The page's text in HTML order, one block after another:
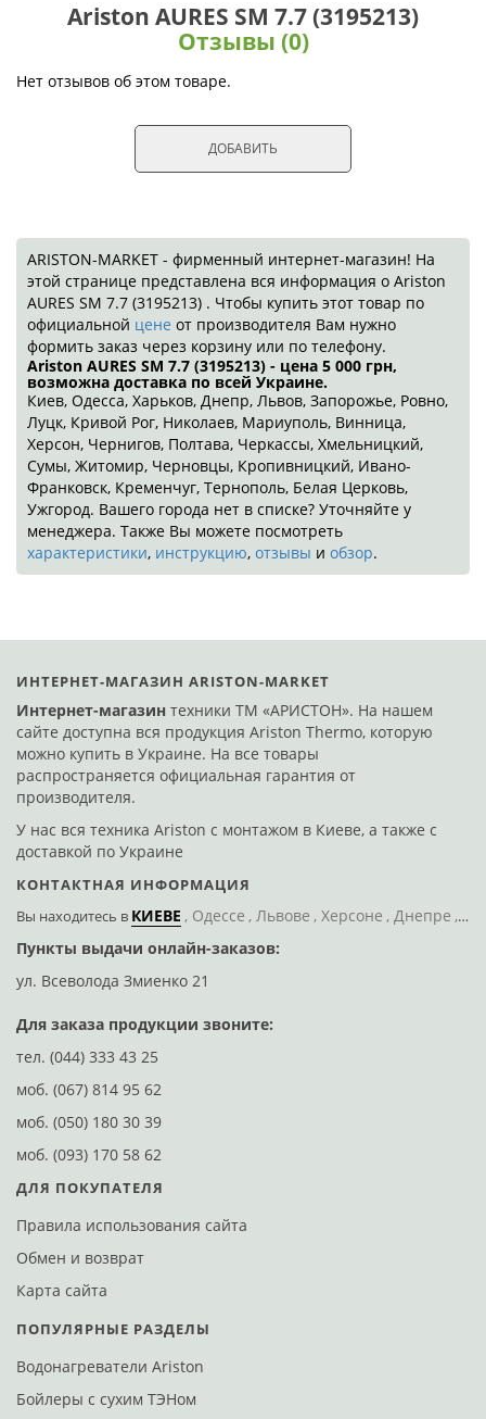
Ariston AURES SM 7.7 (3195213)
Отзывы (0)
Нет отзывов об этом товаре.
ДОБАВИТЬ
ARISTON-MARKET - фирменный интернет-магазин! На
этой странице представлена вся информация о Ariston
AURES SM 7.7 (3195213) . Чтобы купить этот товар по
официальной цене от производителя Вам нужно
формить заказ через корзину или по телефону.
Ariston AURES SM 7.7 (3195213) - цена 5 000 грн,
возможна доставка по всей Украине.
Киев, Одесса, Харьков, Днепр, Львов, Запорожье, Ровно,
Луцк, Кривой Рог, Николаев, Мариуполь, Винница,
Херсон, Чернигов, Полтава, Черкассы, Хмельницкий,
Сумы, Житомир, Черновцы, Кропивницкий, Ивано-
Франковск, Кременчуг, Тернополь, Белая Церковь,
Ужгород. Вашего города нет в списке? Уточняйте у
менеджера. Также Вы можете посмотреть
характеристики, инструкцию, отзывы и обзор.
ИНТЕРНЕТ-МАГАЗИН ARISTON-MARKET
Интернет-магазин техники ТМ «АРИСТОН». На нашем
сайте доступна вся продукция Ariston Thermo, которую
можно купить в Украине. На все товары
распространяется официальная гарантия от
производителя.
У нас вся техника Ariston с монтажом в Киеве, а также с
доставкой по Украине
КОНТАКТНАЯ ИНФОРМАЦИЯ
Вы находитесь в КИЕВЕ Одессе Львове Херсоне Днепре
Пункты выдачи онлайн-заказов:
ул. Всеволода Змиенко 21
Для заказа продукции звоните:
тел. (044) 333 43 25
моб. (067) 814 95 62
моб. (050) 180 30 39
моб. (093) 170 58 62
ДЛЯ ПОКУПАТЕЛЯ
Правила использования сайта
Обмен и возврат
Карта сайта
ПОПУЛЯРНЫЕ РАЗДЕЛЫ
Водонагреватели Ariston
Бойлеры с сухим ТЭНом